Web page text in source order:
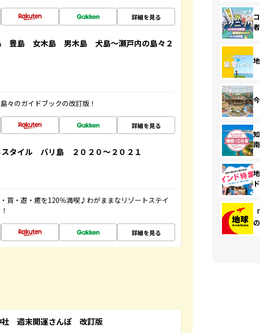
詳細を見る
島 女木島 男木島 犬島～瀬戸内の島々２
々のガイドブックの改訂版！
詳細を見る
タイル バリ島 ２０２０～２０２１
買・遊・癒を120％満喫♪わがままなリゾートステイ
詳細を見る
社 週末開運さんぽ 改訂版